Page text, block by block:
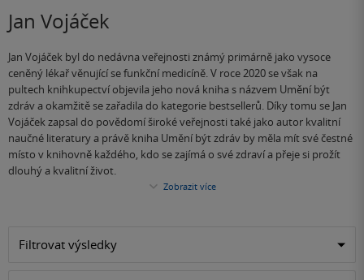
Jan Vojáček
Jan Vojáček byl do nedávna veřejnosti známý primárně jako vysoce
ceněný lékař věnující se funkční medicíně. V roce 2020 se však na
pultech knihkupectví objevila jeho nová kniha s názvem Umění být
zdráv a okamžitě se zařadila do kategorie bestsellerů. Díky tomu se Jan
Vojáček zapsal do povědomí široké veřejnosti také jako autor kvalitní
naučné literatury a právě kniha Umění být zdráv by měla mít své čestné
místo v knihovně každého, kdo se zajímá o své zdraví a přeje si prožít
dlouhý a kvalitní život.
Zobrazit více
Filtrovat výsledky